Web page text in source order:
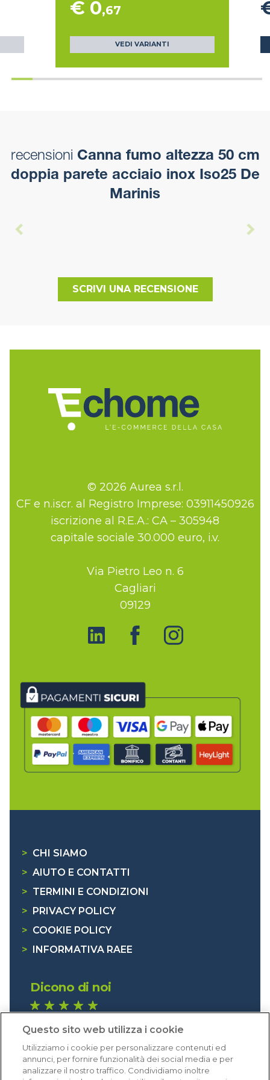
€ 0,67
VEDI VARIANTI
recensioni Canna fumo altezza 50 cm
doppia parete acciaio inox Iso25 De
Marinis
SCRIVI UNA RECENSIONE
© 2026 Aurea s.r.l.
CF e n.iscr. al Registro Imprese: 03911450926
iscrizione al R.E.A.: CA – 305948
capitale sociale 30.000 euro, i.v.
Via Pietro Leo n. 6
Cagliari
09129
> CHI SIAMO
> AIUTO E CONTATTI
> TERMINI E CONDIZIONI
>
PRIVACY POLICY
> COOKIE POLICY
>
INFORMATIVA RAEE
Dicono di noi
Eccellente (4,8)
Acquisti verificati
Questo sito web utilizza i cookie
Utilizziamo i cookie per personalizzare contenuti ed
annunci, per fornire funzionalità dei social media e per
analizzare il nostro traffico. Condividiamo inoltre